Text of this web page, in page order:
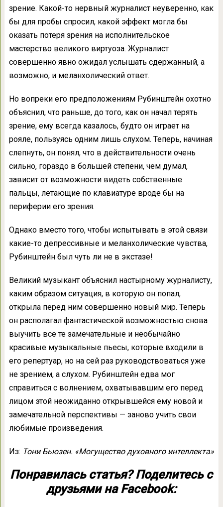
зрение. Какой-то нервный журналист неуверенно, как
бы для пробы спросил, какой эффект могла бы
оказать потеря зрения на исполнительское
мастерство великого виртуоза. Журналист
совершенно явно ожидал услышать сдержанный, а
возможно, и меланхолический ответ.
Но вопреки его предположениям Рубинштейн охотно
объяснил, что раньше, до того, как он начал терять
зрение, ему всегда казалось, будто он играет на
рояле, пользуясь одним лишь слухом. Теперь, начиная
слепнуть, он понял, что в действительности очень
сильно, гораздо в большей степени, чем думал,
зависит от возможности видеть собственные
пальцы, летающие по клавиатуре вроде бы на
периферии его зрения.
Однако вместо того, чтобы испытывать в этой связи
какие-то депрессивные и меланхолические чувства,
Рубинштейн был чуть ли не в экстазе!
Великий музыкант объяснил настырному журналисту,
каким образом ситуация, в которую он попал,
открыла перед ним совершенно новый мир. Теперь
он располагал фантастической возможностью снова
выучить все те замечательные и необычайно
красивые музыкальные пьесы, которые входили в
его репертуар, но на сей раз руководствоваться уже
не зрением, а слухом. Рубинштейн едва мог
справиться с волнением, охватывавшим его перед
лицом этой неожиданно открывшейся ему новой и
замечательной перспективы — заново учить свои
любимые произведения.
Из: Тони Бьюзен. «Могущество духовного интеллекта»
Понравилась статья? Поделитесь с
друзьями на Facebook: